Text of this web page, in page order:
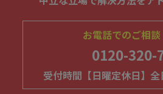
お電話でのご相
0120-320-
受付時間【日曜定休日】